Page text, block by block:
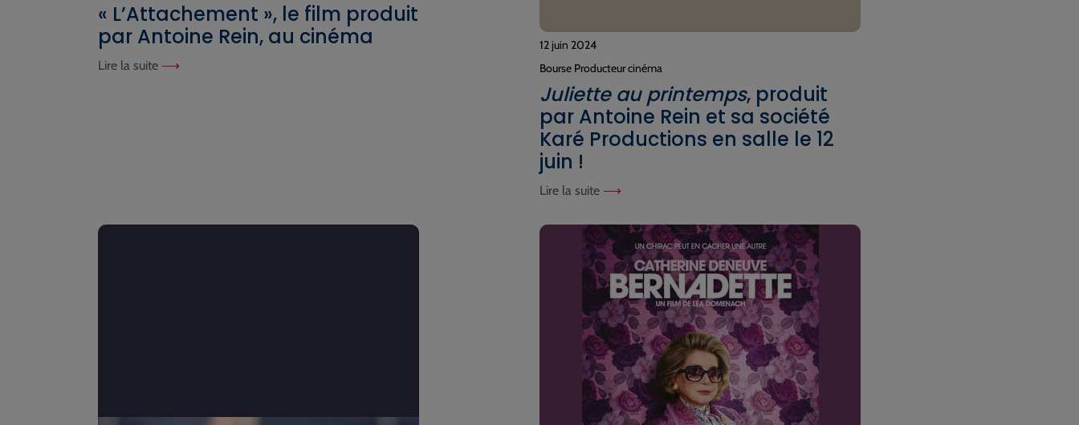
« L’Attachement », le film produit
par Antoine Rein, au cinéma
Lire la suite
12 juin 2024
Bourse Producteur cinéma
Juliette au printemps, produit
par Antoine Rein et sa société
Karé Productions en salle le 12
juin !
Lire la suite